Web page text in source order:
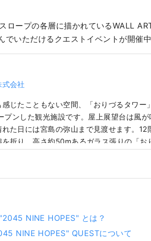
ロープの各層に描かれているWALL
でいただけるクエストイベントが開催中
会社
じたこともない空間、「おりづるタワー
プンした観光施設です。屋上展望台は風
た日には宮島の弥山まで見渡せます。12
折り、高さ約50mあるガラス張りの「お
す。また、1階には、地元で愛される商品
NINE HOPES" とは？
NINE HOPES" QUESTについて